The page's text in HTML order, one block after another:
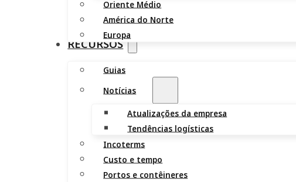
Oriente Médio
América do Norte
Europa
RECURSOS
Guias
Notícias
Atualizações da empresa
Tendências logísticas
Incoterms
Custo e tempo
Portos e contêineres